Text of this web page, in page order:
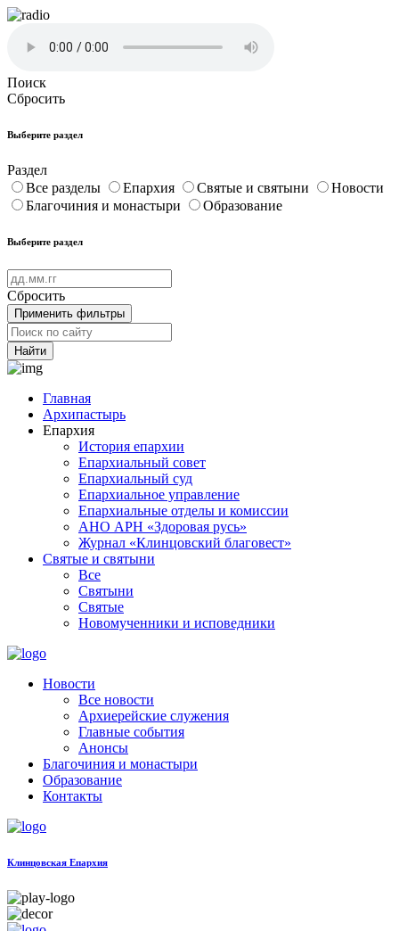
Поиск
Сбросить
Выберите раздел
Раздел
Все разделы
Епархия Святые и святыни
Новости
Благочиния и монастыри
Образование
Выберите раздел
Сбросить
Применить фильтры
Найти
Главная
Архипастырь
Епархия
История епархии
Епархиальный совет
Епархиальный суд
Епархиальное управление
Епархиальные отделы и комиссии
АНО АРН «Здоровая русь»
Журнал «Клинцовский благовест»
Святые и святыни
Все
Святыни
Святые
Новомученники и исповедники
Новости
Все новости
Архиерейские служения
Главные события
Анонсы
Благочиния и монастыри
Образование
Контакты
Клинцовская Епархия